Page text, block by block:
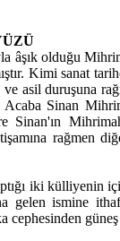
olduğu
Kimi sanat
asil duruşuna
Acaba Sinan
Sinan'ın
rağmen
iki külliyenin
gelen ismine
cephesinden